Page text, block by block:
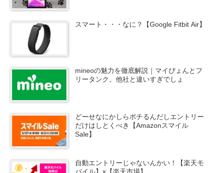
スマート・・・なに？【Google Fitbit Air】
mineoの魅力を徹底解説｜マイぴょんとフ
リータンク。他社と違いすぎでしょ
どーせなにかしらポチるんだしエントリー
だけはしとくべき【Amazonスマイル
Sale】
自動エントリーじゃないんかい！【楽天モ
バイル】×【楽天市場】